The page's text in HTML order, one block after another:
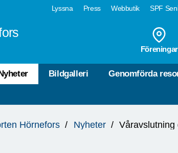
Lyssna Press Webbutik SPF
Föreningar
Nyheter Bildgalleri Genomförda
Hörnefors Nyheter Våravslutning